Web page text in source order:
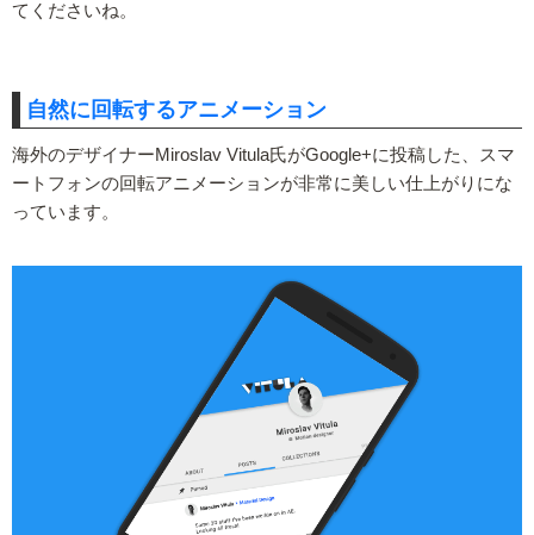
てくださいね。
自然に回転するアニメーション
海外のデザイナーMiroslav Vitula氏がGoogle+に投稿した、スマ
ートフォンの回転アニメーションが非常に美しい仕上がりにな
っています。